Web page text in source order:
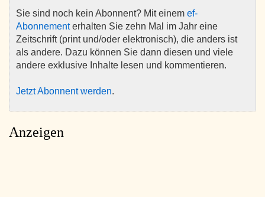
Sie sind noch kein Abonnent? Mit einem ef-
Abonnementerhalten Sie zehn Mal im Jahr eine
Zeitschrift (print und/oder elektronisch), die anders ist
als andere. Dazu können Sie dann diesen und viele
andere exklusive Inhalte lesen und kommentieren.
Jetzt Abonnent werden.
Anzeigen